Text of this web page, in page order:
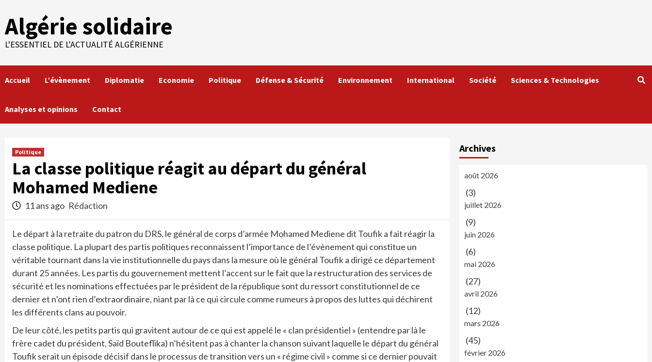
content
Algérie solidaire
L'ESSENTIEL DE L'ACTUALITÉ ALGÉRIENNE
Accueil L’évènement Diplomatie Economie Politique Défense & Sécurité Environnement International Société Sciences & Technologies
Analyses et opinions Contact
Politique
La classe politique réagit au départ du général
Mohamed Mediene
11 ans ago Rédaction
Le départ à la retraite du patron du DRS, le général de corps d’armée Mohamed Mediene dit Toufik a fait réagir la
classe politique. La plupart des partis politiques reconnaissent l’importance de l’évènement qui constitue un
véritable tournant dans la vie institutionnelle du pays dans la mesure où le général Toufik a dirigé ce département
durant 25 années. Les partis du gouvernement mettent l’accent sur le fait que la restructuration des services de
sécurité et les nominations effectuées par le président de la république sont du ressort constitutionnel de ce
dernier et n’ont rien d’extraordinaire, niant par là ce qui circule comme rumeurs à propos des luttes qui déchirent
les différents clans au pouvoir.
De leur côté, les petits partis qui gravitent autour de ce qui est appelé le « clan présidentiel » (entendre par là le
frère cadet du président, Saïd Bouteflika) n’hésitent pas à chanter la chanson suivant laquelle le départ du général
Toufik serait un épisode décisif dans le processus de transition vers un « régime civil » comme si ce dernier pouvait
Archives
août 2026
(3)
juillet 2026
(9)
juin 2026
(6)
mai 2026
(27)
avril 2026
(12)
mars 2026
(45)
février 2026